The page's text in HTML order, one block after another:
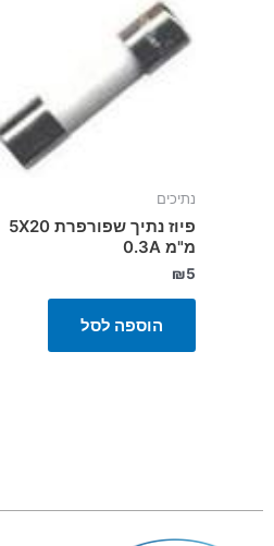
נתיכים
פיוז נתיך שפורפרת 5X20
מ"מ 0.3A
₪5
הוספה לסל